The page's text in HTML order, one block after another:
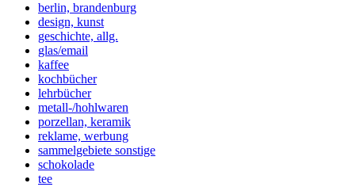
berlin, brandenburg
design, kunst
geschichte, allg.
glas/email
kaffee
kochbücher
lehrbücher
metall-/hohlwaren
porzellan, keramik
reklame, werbung
sammelgebiete sonstige
schokolade
tee